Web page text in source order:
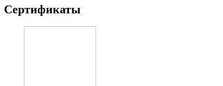
Сертификаты